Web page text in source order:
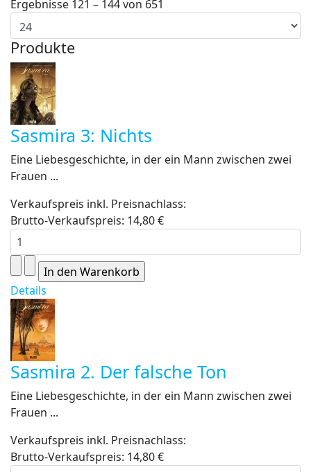
Ergebnisse 121 – 144 von 651
Produkte
Sasmira 3: Nichts
Eine Liebesgeschichte, in der ein Mann zwischen zwei
Frauen ...
Verkaufspreis inkl. Preisnachlass:
Brutto-Verkaufspreis: 14,80 €
Details
Sasmira 2. Der falsche Ton
Eine Liebesgeschichte, in der ein Mann zwischen zwei
Frauen ...
Verkaufspreis inkl. Preisnachlass:
Brutto-Verkaufspreis: 14,80 €